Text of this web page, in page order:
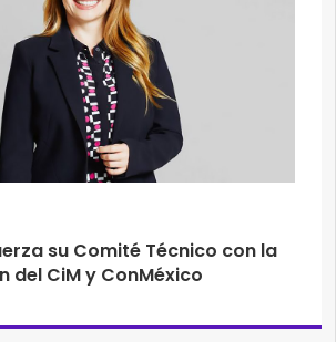
su Comité Técnico con la
del CiM y ConMéxico